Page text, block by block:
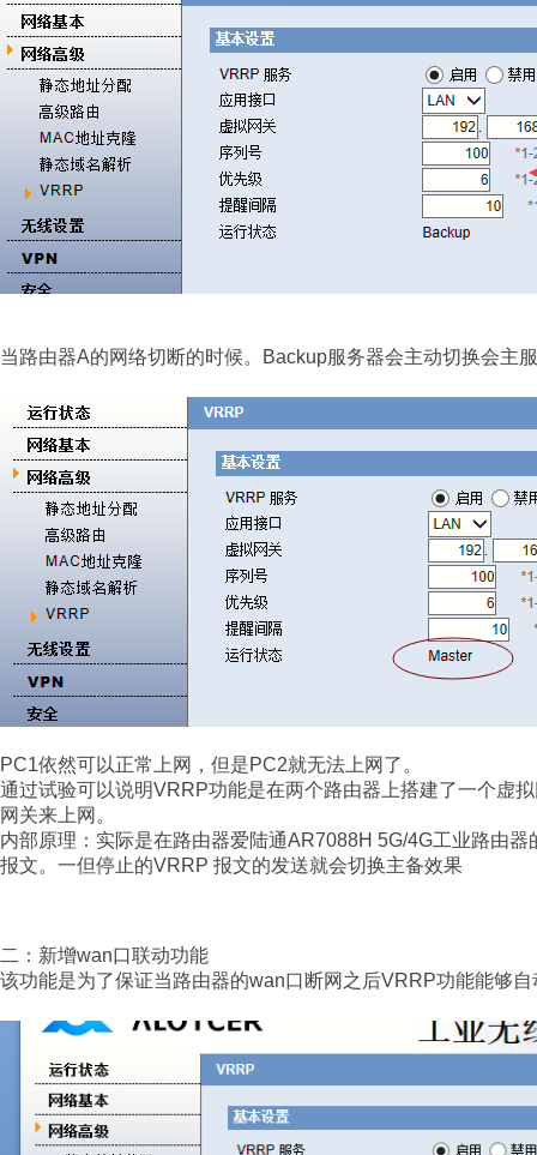
当路由器A的网络切断的时候。Backup服务器会主动切换会主
PC1依然可以正常上网，但是PC2就无法上网了。
通过试验可以说明VRRP功能是在两个路由器上搭建了一个虚
网关来上网。
内部原理：实际是在路由器爱陆通AR7088H 5G/4G工业路由
报文。一但停止的VRRP 报文的发送就会切换主备效果
二：新增wan口联动功能
该功能是为了保证当路由器的wan口断网之后VRRP功能能够自